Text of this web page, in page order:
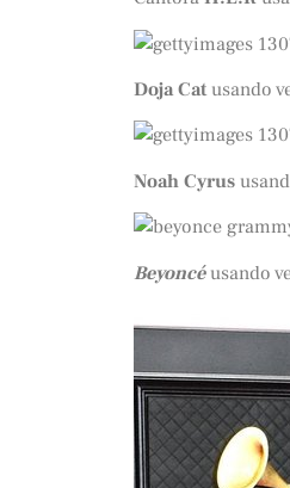
Doja Catusando
Noah Cyrus
Beyoncé usando